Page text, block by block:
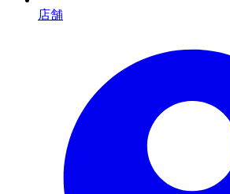
店舗